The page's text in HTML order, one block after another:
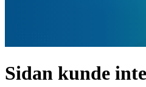
Sidan kunde